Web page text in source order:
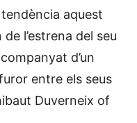
aquest
l’estrena del seu
d’un
entre els seus
Duverneix of